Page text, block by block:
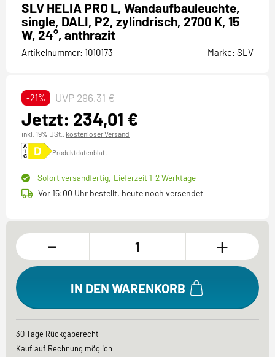
SLV HELIA PRO L, Wandaufbauleuchte,
single, DALI, P2, zylindrisch, 2700 K, 15
W, 24°, anthrazit
Artikelnummer: 1010173 Marke: SLV
-21% UVP 296,31 €
Jetzt: 234,01 €
inkl. 19% USt., kostenloser Versand
Produktdatenblatt
Sofort versandfertig, Lieferzeit 1-2 Werktage
Vor 15:00 Uhr bestellt, heute noch versendet
- +
IN DEN WARENKORB
30 Tage Rückgaberecht
Kauf auf Rechnung möglich